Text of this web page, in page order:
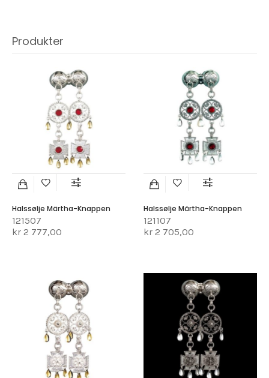
Produkter
Halssølje Märtha-Knappen
121507
kr 2 777,00
Halssølje Märtha-Knappen
121107
kr 2 705,00